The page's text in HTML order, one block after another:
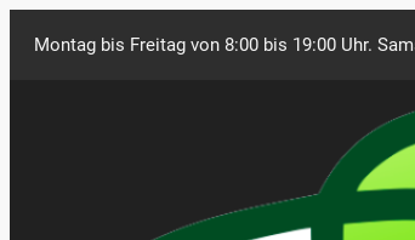
Montag bis Freitag von 8:00 bis 19:00 Uhr.